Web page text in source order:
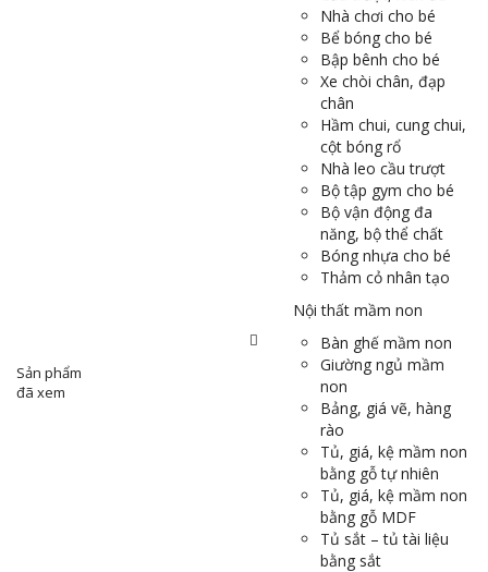
Sản phẩm
đã xem
Nhà chơi cho bé
Bể bóng cho bé
Bập bênh cho bé
Xe chòi chân, đạp
chân
Hầm chui, cung chui,
cột bóng rổ
Nhà leo cầu trượt
Bộ tập gym cho bé
Bộ vận động đa
năng, bộ thể chất
Bóng nhựa cho bé
Thảm cỏ nhân tạo
Nội thất mầm non
Bàn ghế mầm non
Giường ngủ mầm
non
Bảng, giá vẽ, hàng
rào
Tủ, giá, kệ mầm non
bằng gỗ tự nhiên
Tủ, giá, kệ mầm non
bằng gỗ MDF
Tủ sắt – tủ tài liệu
bằng sắt